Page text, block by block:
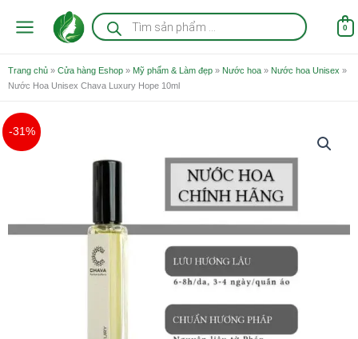
Tìm
kiếm
sản
0
Trang chủ » Cửa hàng Eshop » Mỹ phẩm & Làm đẹp » Nước hoa » Nước hoa Unisex »
Nước Hoa Unisex Chava Luxury Hope 10ml
-31%
là:
490.000 ₫.
tại
là:
340.000 ₫.
Nước
Hoa